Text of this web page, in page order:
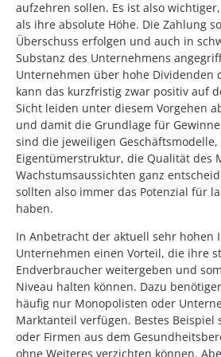
aufzehren sollen. Es ist also
als ihre absolute Höhe. Die Zahlung
Überschuss erfolgen und auch in
Substanz des Unternehmens
Unternehmen über hohe Dividenden
kann das kurzfristig zwar positiv auf
Sicht leiden unter diesem Vorgehen
und damit die Grundlage für
sind die jeweiligen
Eigentümerstruktur, die Qualität des
Wachstumsaussichten ganz
sollten also immer das Potenzial für
haben.
In Anbetracht der aktuell sehr hohen
Unternehmen einen Vorteil, die ihre
Endverbraucher weitergeben und
Niveau halten können. Dazu
häufig nur Monopolisten oder
Marktanteil verfügen. Bestes
oder Firmen aus dem
ohne Weiteres verzichten können.